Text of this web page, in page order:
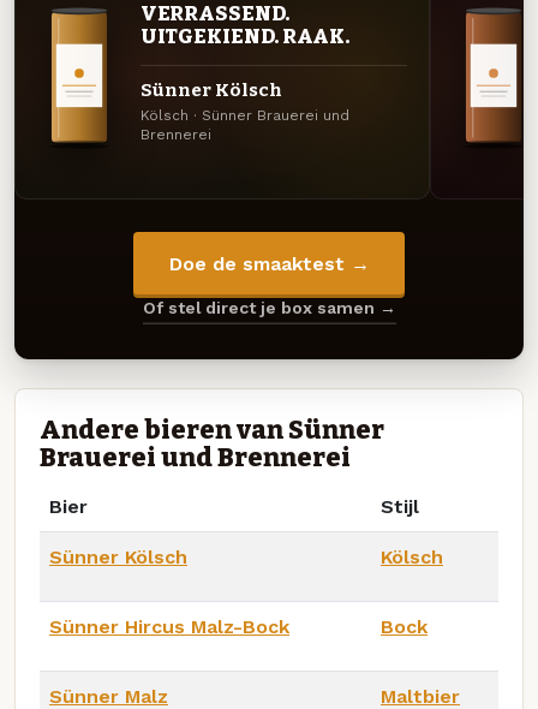
VERRASSEND.
UITGEKIEND. RAAK.
Sünner Kölsch
Kölsch · Sünner Brauerei und
Brennerei
Doe de smaaktest →
Of stel direct je box samen →
Andere bieren van Sünner
Brauerei und Brennerei
Bier Stijl
Sünner Kölsch Kölsch
Sünner Hircus Malz-Bock Bock
Sünner Malz Maltbier